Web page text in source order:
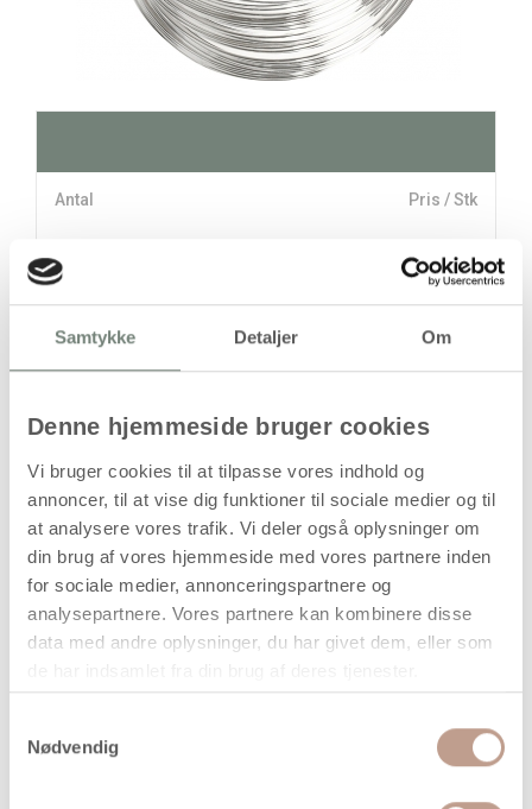
Samtykke Detaljer Om
Denne hjemmeside bruger cookies
Vi bruger cookies til at tilpasse vores indhold og
annoncer, til at vise dig funktioner til sociale medier og til
at analysere vores trafik. Vi deler også oplysninger om
din brug af vores hjemmeside med vores partnere inden
for sociale medier, annonceringspartnere og
analysepartnere. Vores partnere kan kombinere disse
data med andre oplysninger, du har givet dem, eller som
Nødvendig
Antal Pris / Stk
1 stk 77,94 kr.
Leveringsomkostninger
Kan først bestilles, når det igen er på lager
Forventet levering: 24-08-2026